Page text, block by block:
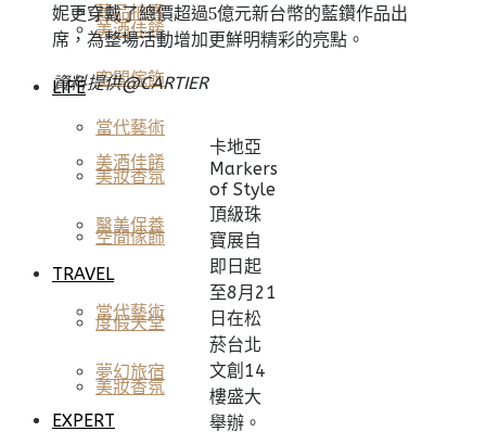
藏品拍賣
LIFE
美酒佳餚
空間傢飾
當代藝術
美妝香氛
美酒佳餚
空間傢飾
當代藝術
美妝香氛
醫美保養
TRAVEL
度假天堂
夢幻旅宿
EXPERT
妮更穿戴了總價超過5億元新台幣的藍鑽作品出
席，為整場活動增加更鮮明精彩的亮點。
資料提供@CARTIER
卡地亞
Markers
of Style
頂級珠
寶展自
即日起
至8月21
日在松
菸台北
文創14
樓盛大
舉辦。